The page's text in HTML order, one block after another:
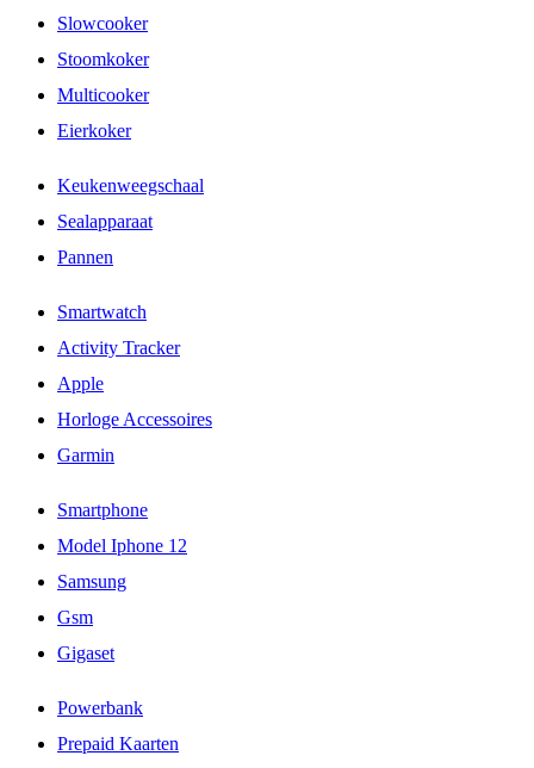
Slowcooker
Stoomkoker
Multicooker
Eierkoker
Keukenweegschaal
Sealapparaat
Pannen
Smartwatch
Activity Tracker
Apple
Horloge Accessoires
Garmin
Smartphone
Model Iphone 12
Samsung
Gsm
Gigaset
Powerbank
Prepaid Kaarten